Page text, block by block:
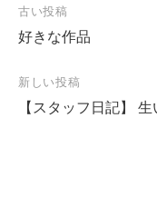
古い投稿
好きな作品
新しい投稿
【スタッフ日記】